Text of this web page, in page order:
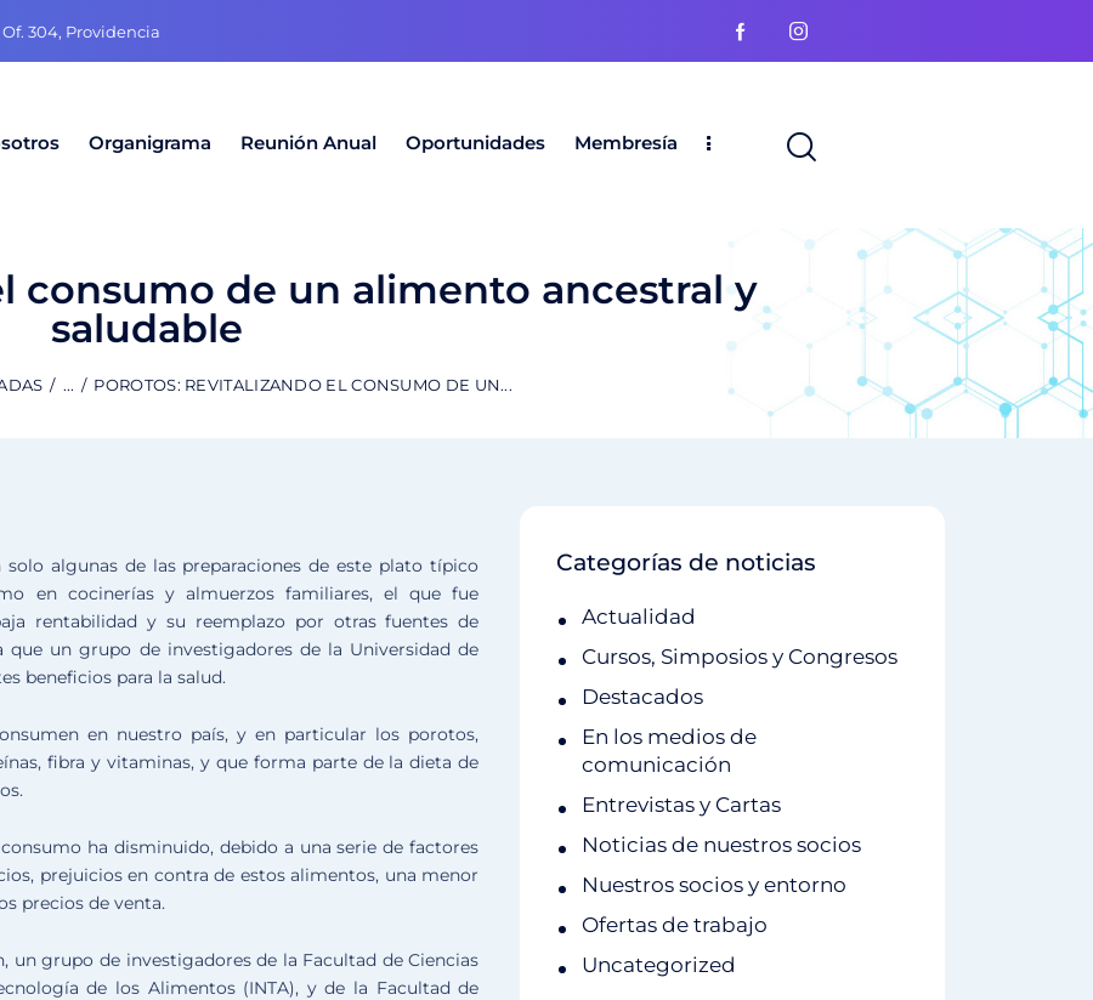
304, Providencia
Organigrama Reunión Anual Oportunidades Membresía
consumo de un alimento ancestral y
saludable
... POROTOS: REVITALIZANDO EL CONSUMO DE UN...
algunas de las preparaciones de este plato típico
en cocinerías y almuerzos familiares, el que fue
rentabilidad y su reemplazo por otras fuentes de
un grupo de investigadores de la Universidad de
beneficios para la salud.
en nuestro país, y en particular los porotos,
fibra y vitaminas, y que forma parte de la dieta de
ha disminuido, debido a una serie de factores
prejuicios en contra de estos alimentos, una menor
precios de venta.
grupo de investigadores de la Facultad de Ciencias
de los Alimentos (INTA), y de la Facultad de
Categorías de noticias
Actualidad
Cursos, Simposios y Congresos
Destacados
En los medios de
comunicación
Entrevistas y Cartas
Noticias de nuestros socios
Nuestros socios y entorno
Ofertas de trabajo
Uncategorized